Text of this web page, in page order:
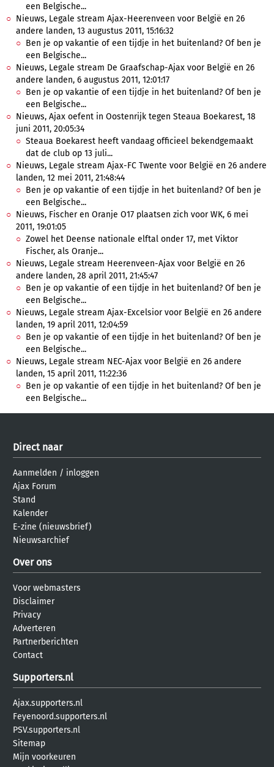
een Belgische...
Nieuws, Legale stream Ajax-Heerenveen voor België en 26
andere landen, 13 augustus 2011, 15:16:32
Ben je op vakantie of een tijdje in het buitenland? Of ben je
een Belgische...
Nieuws, Legale stream De Graafschap-Ajax voor België en 26
andere landen, 6 augustus 2011, 12:01:17
Ben je op vakantie of een tijdje in het buitenland? Of ben je
een Belgische...
Nieuws, Ajax oefent in Oostenrijk tegen Steaua Boekarest, 18
juni 2011, 20:05:34
Steaua Boekarest heeft vandaag officieel bekendgemaakt
dat de club op 13 juli...
Nieuws, Legale stream Ajax-FC Twente voor België en 26 andere
landen, 12 mei 2011, 21:48:44
Ben je op vakantie of een tijdje in het buitenland? Of ben je
een Belgische...
Nieuws, Fischer en Oranje O17 plaatsen zich voor WK, 6 mei
2011, 19:01:05
Zowel het Deense nationale elftal onder 17, met Viktor
Fischer, als Oranje...
Nieuws, Legale stream Heerenveen-Ajax voor België en 26
andere landen, 28 april 2011, 21:45:47
Ben je op vakantie of een tijdje in het buitenland? Of ben je
een Belgische...
Nieuws, Legale stream Ajax-Excelsior voor België en 26 andere
landen, 19 april 2011, 12:04:59
Ben je op vakantie of een tijdje in het buitenland? Of ben je
een Belgische...
Nieuws, Legale stream NEC-Ajax voor België en 26 andere
landen, 15 april 2011, 11:22:36
Ben je op vakantie of een tijdje in het buitenland? Of ben je
een Belgische...
Direct naar
Aanmelden / inloggen
Ajax Forum
Stand
Kalender
E-zine (nieuwsbrief)
Nieuwsarchief
Over ons
Voor webmasters
Disclaimer
Privacy
Adverteren
Partnerberichten
Contact
Supporters.nl
Ajax.supporters.nl
Feyenoord.supporters.nl
PSV.supporters.nl
Sitemap
Mijn voorkeuren